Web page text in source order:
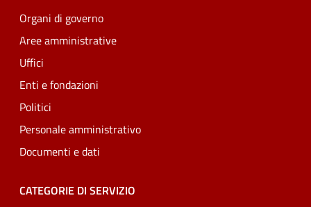
Organi di governo
Aree amministrative
Uffici
Enti e fondazioni
Politici
Personale amministrativo
Documenti e dati
CATEGORIE DI SERVIZIO